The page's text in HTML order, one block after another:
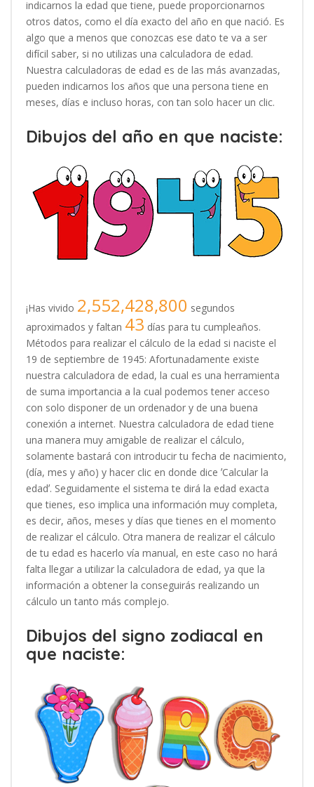
indicarnos la edad que tiene, puede proporcionarnos
otros datos, como el día exacto del año en que nació. Es
algo que a menos que conozcas ese dato te va a ser
difícil saber, si no utilizas una calculadora de edad.
Nuestra calculadoras de edad es de las más avanzadas,
pueden indicarnos los años que una persona tiene en
meses, días e incluso horas, con tan solo hacer un clic.
Dibujos del año en que naciste:
¡Has vivido 2,552,428,800 segundos
aproximados y faltan 43 días para tu cumpleaños.
Métodos para realizar el cálculo de la edad si naciste el
19 de septiembre de 1945: Afortunadamente existe
nuestra calculadora de edad, la cual es una herramienta
de suma importancia a la cual podemos tener acceso
con solo disponer de un ordenador y de una buena
conexión a internet. Nuestra calculadora de edad tiene
una manera muy amigable de realizar el cálculo,
solamente bastará con introducir tu fecha de nacimiento,
(día, mes y año) y hacer clic en donde dice ʼCalcular la
edadʼ. Seguidamente el sistema te dirá la edad exacta
que tienes, eso implica una información muy completa,
es decir, años, meses y días que tienes en el momento
de realizar el cálculo. Otra manera de realizar el cálculo
de tu edad es hacerlo vía manual, en este caso no hará
falta llegar a utilizar la calculadora de edad, ya que la
información a obtener la conseguirás realizando un
cálculo un tanto más complejo.
Dibujos del signo zodiacal en
que naciste: